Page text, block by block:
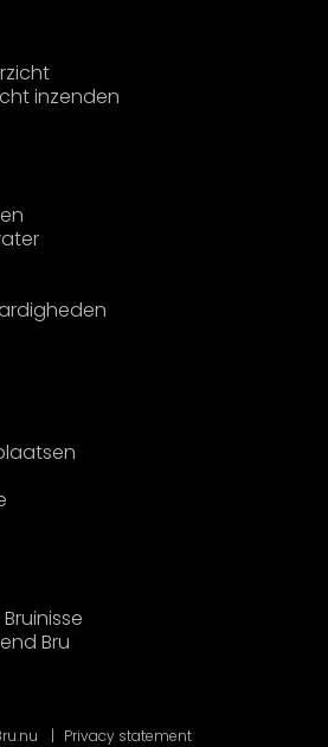
inzenden
Bru
Privacy statement